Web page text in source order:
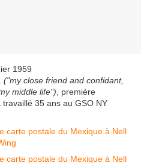
1959
("my close friend and confidant,
middle life") , première
35 ans au GSO NY